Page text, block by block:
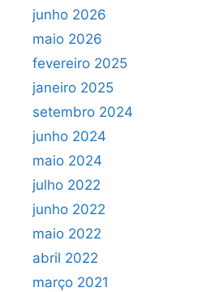
junho 2026
maio 2026
fevereiro 2025
janeiro 2025
setembro 2024
junho 2024
maio 2024
julho 2022
junho 2022
maio 2022
abril 2022
março 2021